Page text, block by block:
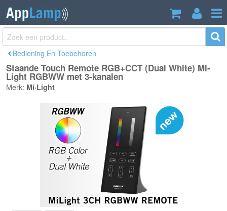
Staande Touch Remote RGB+CCT
(Dual White) Mi-Light RGBWW met 3-
kanalen
€19,99
Bediening En Toebehoren
Staande Touch Remote RGB+CCT (Dual White) Mi-
Light RGBWW met 3-kanalen
Merk: Mi·Light